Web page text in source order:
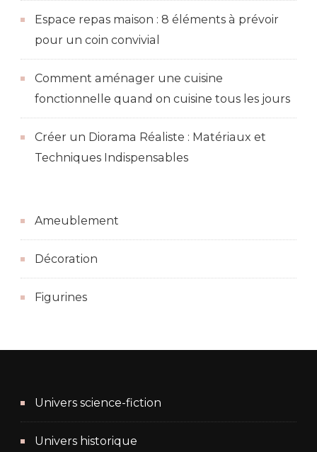
Espace repas maison : 8 éléments à prévoir
pour un coin convivial
Comment aménager une cuisine
fonctionnelle quand on cuisine tous les jours
Créer un Diorama Réaliste : Matériaux et
Techniques Indispensables
Ameublement
Décoration
Figurines
Univers science-fiction
Univers historique